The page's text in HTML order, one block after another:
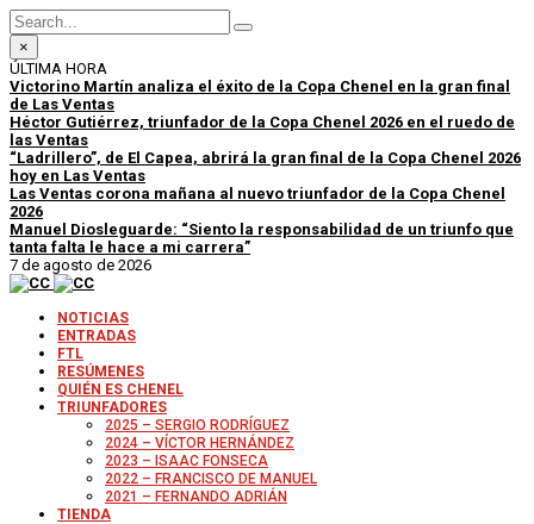
×
ÚLTIMA HORA
Victorino Martín analiza el éxito de la Copa Chenel en la gran final
de Las Ventas
Héctor Gutiérrez, triunfador de la Copa Chenel 2026 en el ruedo de
las Ventas
“Ladrillero”, de El Capea, abrirá la gran final de la Copa Chenel 2026
hoy en Las Ventas
Las Ventas corona mañana al nuevo triunfador de la Copa Chenel
2026
Manuel Diosleguarde: “Siento la responsabilidad de un triunfo que
tanta falta le hace a mi carrera”
7 de agosto de 2026
NOTICIAS
ENTRADAS
FTL
RESÚMENES
QUIÉN ES CHENEL
TRIUNFADORES
2025 – SERGIO RODRÍGUEZ
2024 – VÍCTOR HERNÁNDEZ
2023 – ISAAC FONSECA
2022 – FRANCISCO DE MANUEL
2021 – FERNANDO ADRIÁN
TIENDA